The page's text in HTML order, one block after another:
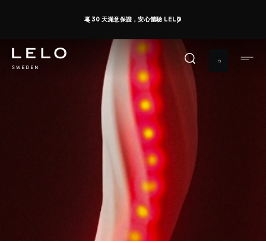
享 30 天滿意保證，安心體驗 LELO